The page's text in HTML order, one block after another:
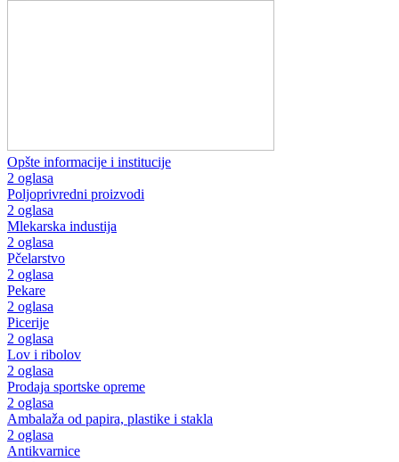
Opšte informacije i institucije
2 oglasa
Poljoprivredni proizvodi
2 oglasa
Mlekarska industija
2 oglasa
Pčelarstvo
2 oglasa
Pekare
2 oglasa
Picerije
2 oglasa
Lov i ribolov
2 oglasa
Prodaja sportske opreme
2 oglasa
Ambalaža od papira, plastike i stakla
2 oglasa
Antikvarnice